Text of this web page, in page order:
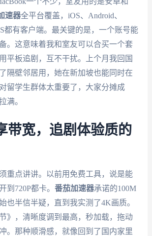
速器全平台覆盖，iOS、Android、
都有客户端。最关键的是，一个账号能
。这意味着我和室友可以合买一个套
平板追剧，互不干扰。上个月我回国
隔壁邻居用，她在新加坡也能同时在
留学生群体太重要了，大家分摊成
满。
带宽，追剧体验质的
重点讲讲。以前用免费工具，说是能
到720P都卡。 番茄加速器承诺的100M
也半信半疑，直到我实测了4K画质。
》，清晰度调到最高，秒加载，拖动
。那种顺滑感，就像回到了国内家里